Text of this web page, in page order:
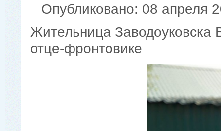
Опубликовано: 08 апреля
Жительница
отце-фронтовике